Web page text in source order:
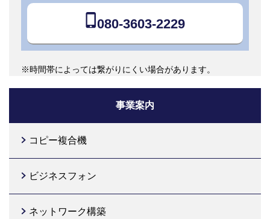
080-3603-2229
※時間帯によっては繋がりにくい場合があります。
事業案内
コピー複合機
ビジネスフォン
ネットワーク構築